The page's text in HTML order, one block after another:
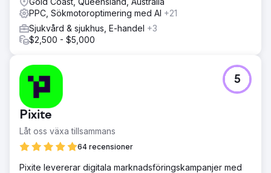
PPC, Sökmotoroptimering med AI +21
Sjukvård & sjukhus, E-handel +3
$2,500 - $5,000
Pixite
Låt oss växa tillsammans
64 recensioner
5
Pixite levererar digitala marknadsföringskampanjer med